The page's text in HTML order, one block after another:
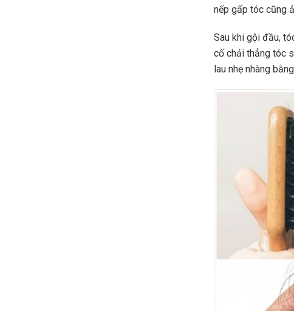
nếp gấp tóc cũng
Sau khi gội đầu,
cố chải thẳng tóc
lau nhẹ nhàng